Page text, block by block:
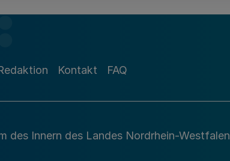
Kontakt FAQ
des Innern des Landes Nordrhein-Westfalen